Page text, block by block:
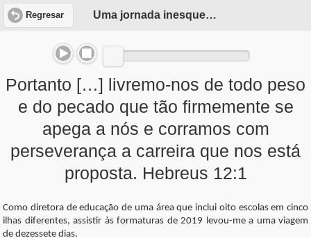
Regresar Uma jornada inesquecível
Portanto […] livremo-nos de todo peso
e do pecado que tão firmemente se
apega a nós e corramos com
perseverança a carreira que nos está
proposta. Hebreus 12:1
Como diretora de educação de uma área que inclui oito escolas em cinco
ilhas diferentes, assistir às formaturas de 2019 levou-me a uma viagem
de dezessete dias.